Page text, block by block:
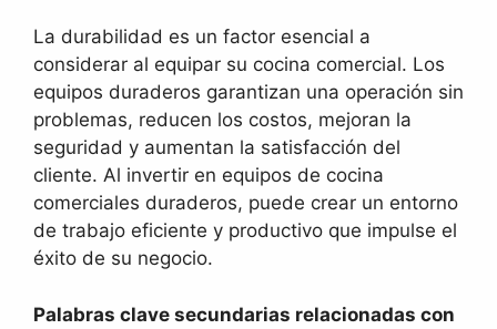
La durabilidad es un factor esencial a
considerar al equipar su cocina comercial. Los
equipos duraderos garantizan una operación sin
problemas, reducen los costos, mejoran la
seguridad y aumentan la satisfacción del
cliente. Al invertir en equipos de cocina
comerciales duraderos, puede crear un entorno
de trabajo eficiente y productivo que impulse el
éxito de su negocio.
Palabras clave secundarias relacionadas con